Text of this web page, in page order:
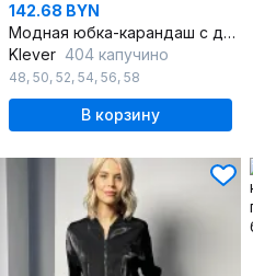
142.68 BYN
Модная юбка-карандаш с драпировкой и камнями по передней части
Klever 404 капучино
48, 50, 52, 54, 56, 58
В корзину